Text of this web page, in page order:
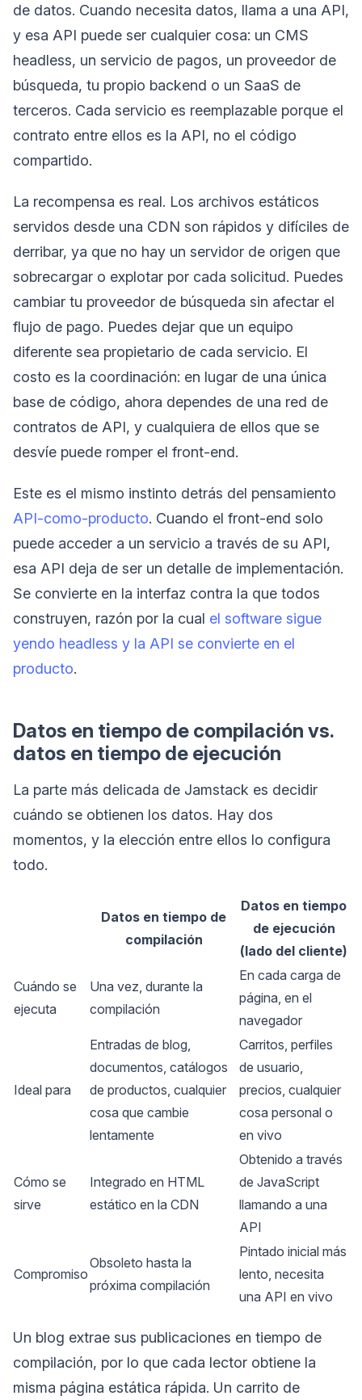
de datos. Cuando necesita datos, llama a una API,
y esa API puede ser cualquier cosa: un CMS
headless, un servicio de pagos, un proveedor de
búsqueda, tu propio backend o un SaaS de
terceros. Cada servicio es reemplazable porque el
contrato entre ellos es la API, no el código
compartido.
La recompensa es real. Los archivos estáticos
servidos desde una CDN son rápidos y difíciles de
derribar, ya que no hay un servidor de origen que
sobrecargar o explotar por cada solicitud. Puedes
cambiar tu proveedor de búsqueda sin afectar el
flujo de pago. Puedes dejar que un equipo
diferente sea propietario de cada servicio. El
costo es la coordinación: en lugar de una única
base de código, ahora dependes de una red de
contratos de API, y cualquiera de ellos que se
desvíe puede romper el front-end.
Este es el mismo instinto detrás del pensamiento
API-como-producto. Cuando el front-end solo
puede acceder a un servicio a través de su API,
esa API deja de ser un detalle de implementación.
Se convierte en la interfaz contra la que todos
construyen, razón por la cual el software sigue
yendo headless y la API se convierte en el
producto.
Datos en tiempo de compilación vs.
datos en tiempo de ejecución
La parte más delicada de Jamstack es decidir
cuándo se obtienen los datos. Hay dos
momentos, y la elección entre ellos lo configura
todo.
Datos en tiempo de
compilación
Datos en tiempo
de ejecución
(lado del cliente)
Cuándo se
ejecuta
Una vez, durante la
compilación
En cada carga de
página, en el
navegador
Ideal para
Entradas de blog,
documentos, catálogos
de productos, cualquier
cosa que cambie
lentamente
Carritos, perfiles
de usuario,
precios, cualquier
cosa personal o
en vivo
Cómo se
sirve
Integrado en HTML
estático en la CDN
Obtenido a través
de JavaScript
llamando a una
API
Compromiso
Obsoleto hasta la
próxima compilación
Pintado inicial más
lento, necesita
una API en vivo
Un blog extrae sus publicaciones en tiempo de
compilación, por lo que cada lector obtiene la
misma página estática rápida. Un carrito de